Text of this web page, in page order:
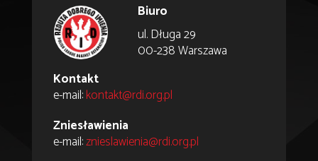
Biuro
ul. Długa 29
00-238 Warszawa
Kontakt
e-mail:kontakt@rdi.org.pl
Zniesławienia
e-mail:znieslawienia@rdi.org.pl